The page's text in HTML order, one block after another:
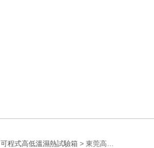
可程式高低溫濕熱試驗箱 > 東莞高低溫濕熱試驗箱